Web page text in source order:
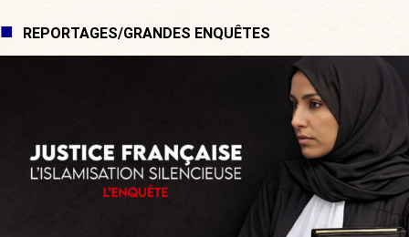
REPORTAGES/GRANDES ENQUÊTES